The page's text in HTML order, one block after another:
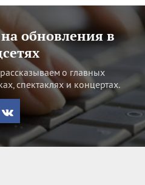
обновления в
о главных
спектаклях и концертах.